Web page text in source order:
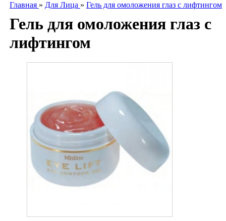
Главная » Для Лица » Гель для омоложения глаз с лифтингом
Гель для омоложения глаз с
лифтингом